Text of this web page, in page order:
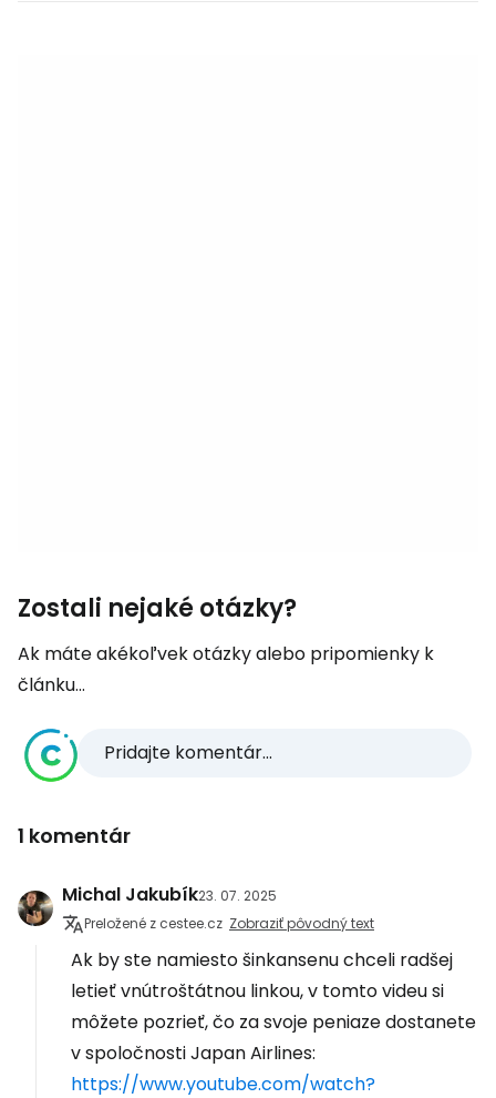
Zostali nejaké otázky?
Ak máte akékoľvek otázky alebo pripomienky k
článku...
Pridajte komentár...
1 komentár
Michal Jakubík23. 07. 2025
Preložené z cestee.cz Zobraziť pôvodný text
Ak by ste namiesto šinkansenu chceli radšej
letieť vnútroštátnou linkou, v tomto videu si
môžete pozrieť, čo za svoje peniaze dostanete
v spoločnosti Japan Airlines:
https://www.youtube.com/watch?